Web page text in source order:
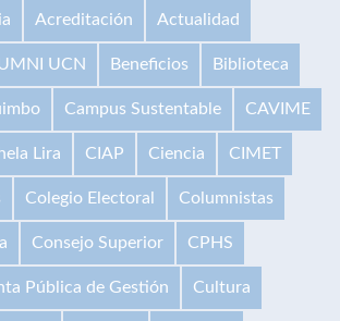
Acreditación Actualidad
UCN Beneficios Biblioteca
Campus Sustentable CAVIME
Lira CIAP Ciencia CIMET
Colegio Electoral Columnistas
Consejo Superior CPHS
Pública de Gestión Cultura